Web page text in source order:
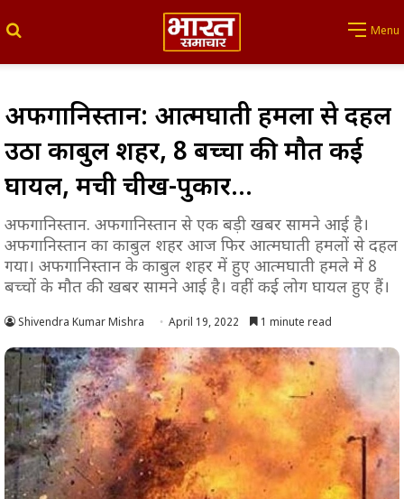
Menu
अफगानिस्तान: आत्मघाती हमलों से दहल
उठा काबुल शहर, 8 बच्चों की मौत कई
घायल, मची चीख-पुकार…
अफगानिस्तान. अफगानिस्तान से एक बड़ी खबर सामने आई है।
अफगानिस्तान का काबुल शहर आज फिर आत्मघाती हमलों से दहल
गया। अफगानिस्तान के काबुल शहर में हुए आत्मघाती हमले में 8
बच्चों के मौत की खबर सामने आई है। वहीं कई लोग घायल हुए हैं।
Shivendra Kumar Mishra April 19, 2022 1 minute read